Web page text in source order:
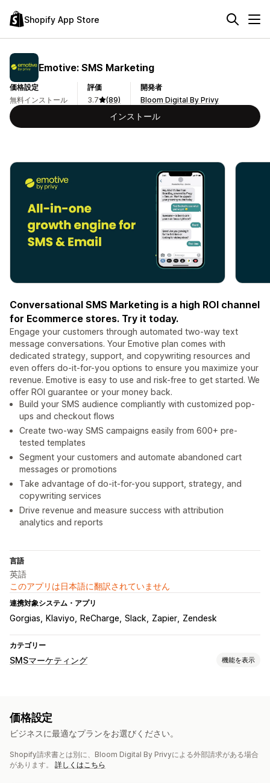
Shopify App Store
Emotive: SMS Marketing
価格設定
無料インストール
評価
3.7
(89)
開発者
Bloom Digital By Privy
インストール
Conversational SMS Marketing is a high ROI channel
for Ecommerce stores. Try it today.
Engage your customers through automated two-way text
message conversations. Your Emotive plan comes with
dedicated strategy, support, and copywriting resources and
even offers do-it-for-you options to ensure you maximize your
revenue. Emotive is easy to use and risk-free to get started. We
offer ROI guarantee or your money back.
Build your SMS audience compliantly with customized pop-
ups and checkout flows
Create two-way SMS campaigns easily from 600+ pre-
tested templates
Segment your customers and automate abandoned cart
messages or promotions
Take advantage of do-it-for-you support, strategy, and
copywriting services
Drive revenue and measure success with attribution
analytics and reports
言語
英語
このアプリは日本語に翻訳されていません
連携対象システム・アプリ
Gorgias Klaviyo ReCharge Slack Zapier Zendesk
カテゴリー
SMSマーケティング 機能を表示
パーソナライズ式メッセージ
テンプレート 双方向メッセージ コンバージョン指標
セグメンテーション
カスタムセグメント オプトイン
価格設定
ビジネスに最適なプランをお選びください。
Shopify請求書とは別に、Bloom Digital By Privyによる外部請求がある場合
があります。 詳しくはこちら